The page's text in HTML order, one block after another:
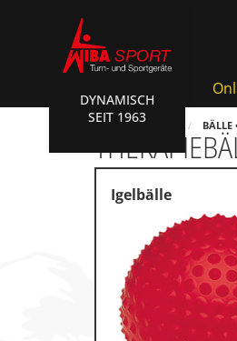
DYNAMISCH
SEIT 1963
HOME BÄLLE
Igelbälle